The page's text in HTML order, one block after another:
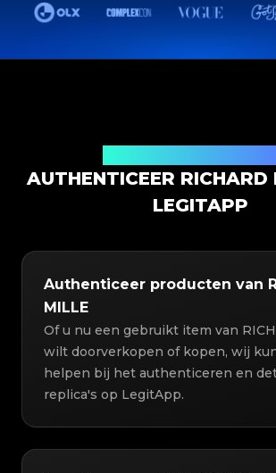
AUTHENTICEER RICHARD
LEGITAPP
Authenticeer producten van
MILLE
Of u nu een gebruikt item van
wilt doorverkopen of kopen, wij
helpen bij het authenticeren en
replica's op LegitApp.